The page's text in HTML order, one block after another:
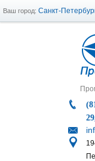
Ваш город: Санкт-